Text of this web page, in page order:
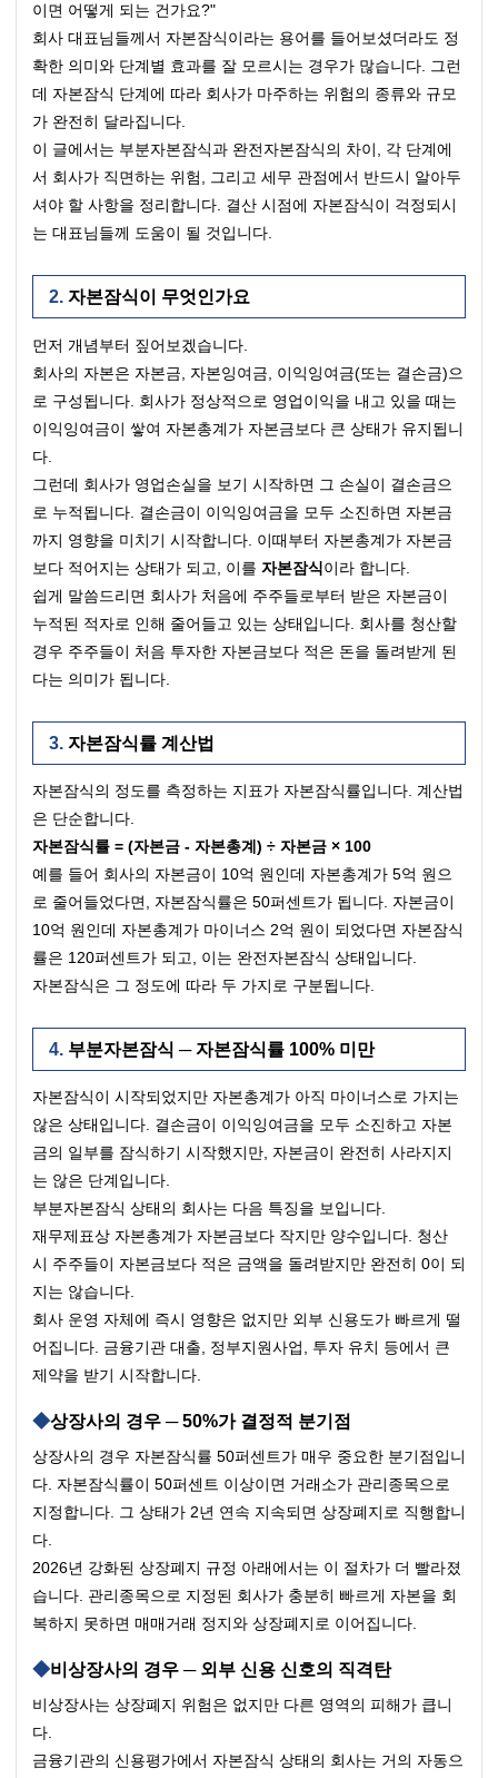
이면 어떻게 되는 건가요?"
회사 대표님들께서 자본잠식이라는 용어를 들어보셨더라도 정
확한 의미와 단계별 효과를 잘 모르시는 경우가 많습니다. 그런
데 자본잠식 단계에 따라 회사가 마주하는 위험의 종류와 규모
가 완전히 달라집니다.
이 글에서는 부분자본잠식과 완전자본잠식의 차이, 각 단계에
서 회사가 직면하는 위험, 그리고 세무 관점에서 반드시 알아두
셔야 할 사항을 정리합니다. 결산 시점에 자본잠식이 걱정되시
는 대표님들께 도움이 될 것입니다.
자본잠식이 무엇인가요
먼저 개념부터 짚어보겠습니다.
회사의 자본은 자본금, 자본잉여금, 이익잉여금(또는 결손금)으
로 구성됩니다. 회사가 정상적으로 영업이익을 내고 있을 때는
이익잉여금이 쌓여 자본총계가 자본금보다 큰 상태가 유지됩니
다.
그런데 회사가 영업손실을 보기 시작하면 그 손실이 결손금으
로 누적됩니다. 결손금이 이익잉여금을 모두 소진하면 자본금
까지 영향을 미치기 시작합니다. 이때부터 자본총계가 자본금
보다 적어지는 상태가 되고, 이를 자본잠식이라 합니다.
쉽게 말씀드리면 회사가 처음에 주주들로부터 받은 자본금이
누적된 적자로 인해 줄어들고 있는 상태입니다. 회사를 청산할
경우 주주들이 처음 투자한 자본금보다 적은 돈을 돌려받게 된
다는 의미가 됩니다.
자본잠식률 계산법
자본잠식의 정도를 측정하는 지표가 자본잠식률입니다. 계산법
은 단순합니다.
자본잠식률 = (자본금 - 자본총계) ÷ 자본금 × 100
예를 들어 회사의 자본금이 10억 원인데 자본총계가 5억 원으
로 줄어들었다면, 자본잠식률은 50퍼센트가 됩니다. 자본금이
10억 원인데 자본총계가 마이너스 2억 원이 되었다면 자본잠식
률은 120퍼센트가 되고, 이는 완전자본잠식 상태입니다.
자본잠식은 그 정도에 따라 두 가지로 구분됩니다.
부분자본잠식 ─ 자본잠식률 100% 미만
자본잠식이 시작되었지만 자본총계가 아직 마이너스로 가지는
않은 상태입니다. 결손금이 이익잉여금을 모두 소진하고 자본
금의 일부를 잠식하기 시작했지만, 자본금이 완전히 사라지지
는 않은 단계입니다.
부분자본잠식 상태의 회사는 다음 특징을 보입니다.
재무제표상 자본총계가 자본금보다 작지만 양수입니다. 청산
시 주주들이 자본금보다 적은 금액을 돌려받지만 완전히 0이 되
지는 않습니다.
회사 운영 자체에 즉시 영향은 없지만 외부 신용도가 빠르게 떨
어집니다. 금융기관 대출, 정부지원사업, 투자 유치 등에서 큰
제약을 받기 시작합니다.
상장사의 경우 ─ 50%가 결정적 분기점
상장사의 경우 자본잠식률 50퍼센트가 매우 중요한 분기점입니
다. 자본잠식률이 50퍼센트 이상이면 거래소가 관리종목으로
지정합니다. 그 상태가 2년 연속 지속되면 상장폐지로 직행합니
다.
2026년 강화된 상장폐지 규정 아래에서는 이 절차가 더 빨라졌
습니다. 관리종목으로 지정된 회사가 충분히 빠르게 자본을 회
복하지 못하면 매매거래 정지와 상장폐지로 이어집니다.
비상장사의 경우 ─ 외부 신용 신호의 직격탄
비상장사는 상장폐지 위험은 없지만 다른 영역의 피해가 큽니
다.
금융기관의 신용평가에서 자본잠식 상태의 회사는 거의 자동으